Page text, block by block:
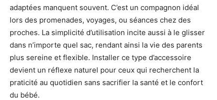
adaptées manquent souvent. C’est un compagnon idéal
lors des promenades, voyages, ou séances chez des
proches. La simplicité d’utilisation incite aussi à le glisser
dans n’importe quel sac, rendant ainsi la vie des parents
plus sereine et flexible. Installer ce type d’accessoire
devient un réflexe naturel pour ceux qui recherchent la
praticité au quotidien sans sacrifier la santé et le confort
du bébé.